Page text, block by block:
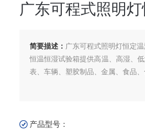
广东可程式照明
简要描述： 广东可程式照明灯恒定
恒温恒湿试验箱提供高温、高湿、
表、车辆、塑胶制品、金属、食品
产品型号：